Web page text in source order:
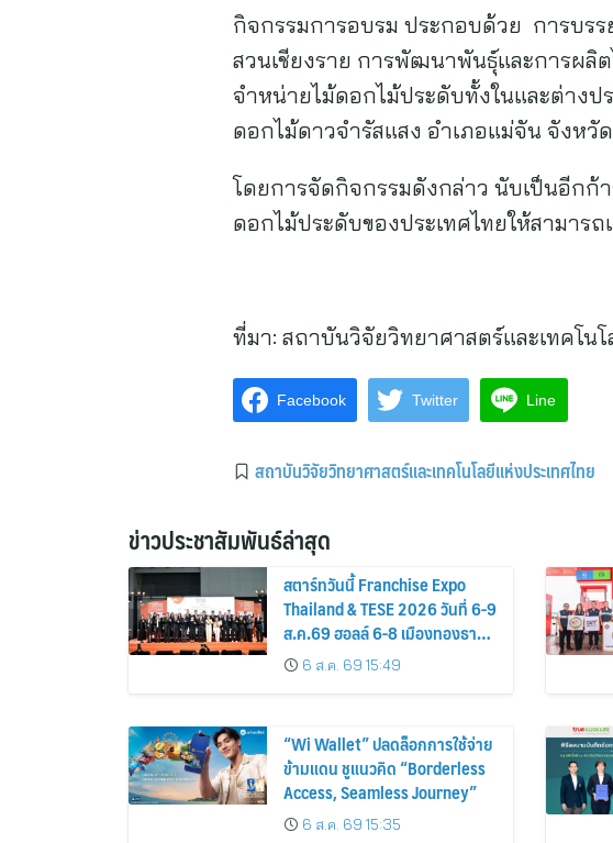
กิจกรรมการอบรม ประกอบด้วย การบร
สวนเชียงราย การพัฒนาพันธุ์และการผ
จำหน่ายไม้ดอกไม้ประดับทั้งในและต่าง
ดอกไม้ดาวจำรัสแสง อำเภอแม่จัน จังหวั
โดยการจัดกิจกรรมดังกล่าว นับเป็นอีกก้
ดอกไม้ประดับของประเทศไทยให้สามาร
ที่มา: สถาบันวิจัยวิทยาศาสตร์และเทคโน
Facebook Twitter Line
สถาบันวิจัยวิทยาศาสตร์และเทคโนโลยีแห่งประเทศไทย
ข่าวประชาสัมพันธ์ล่าสุด
สตาร์ทวันนี้ Franchise Expo
Thailand & TESE 2026 วันที่ 6-9
ส.ค.69 ฮอลล์ 6-8 เมืองทองธานี
พบทัพธุรกิจ&แฟรนไชส์ ซัพพลาย
เออร์สินค้า เติมรายได้ช่วย
6 ส.ค. 69 15:49
“Wi Wallet” ปลดล็อกการใช้จ่าย
ข้ามแดน ชูแนวคิด “Borderless
Access, Seamless Journey”
6 ส.ค. 69 15:35